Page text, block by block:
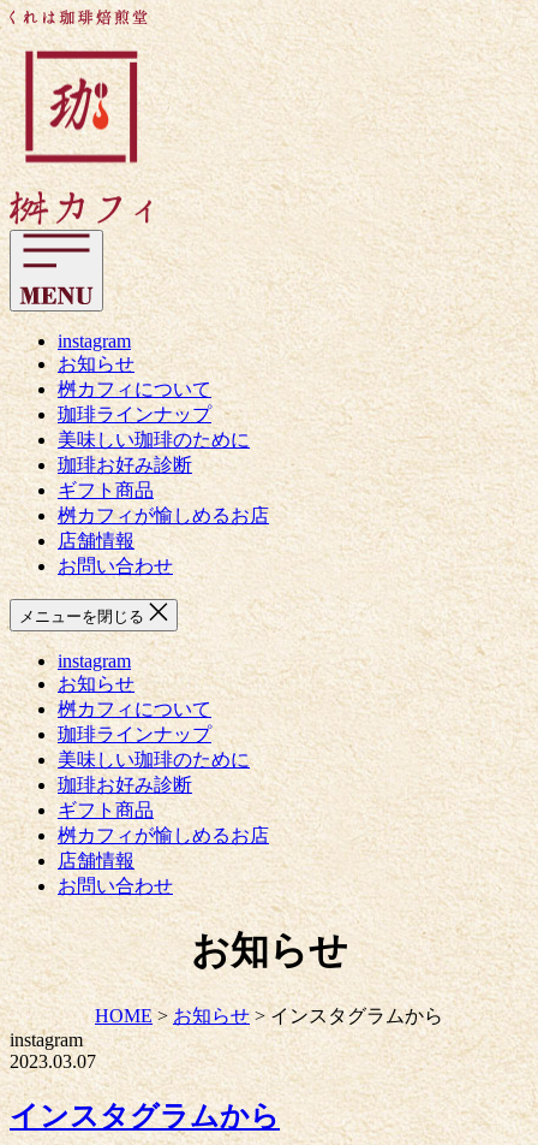
コ
ン
テ
ン
ツ
へ
ス
キ
ッ
プ
く
れ
は
珈
琲
焙
煎
堂
カ
フ
ィ
instagram
お知らせ
桝カフィについて
珈琲ラインナップ
美味しい珈琲のために
珈琲お好み診断
ギフト商品
桝カフィが愉しめるお店
店舗情報
お問い合わせ
メニューを閉じる
instagram
お知らせ
桝カフィについて
珈琲ラインナップ
美味しい珈琲のために
珈琲お好み診断
ギフト商品
桝カフィが愉しめるお店
店舗情報
お問い合わせ
お知らせ
HOME> お知らせ >インスタグラムから
instagram
2023.03.07
インスタグラムから